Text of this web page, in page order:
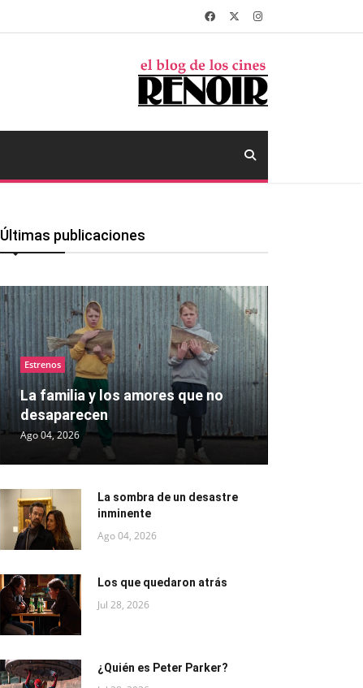
Últimas publicaciones
Estrenos
La familia y los amores que no
desaparecen
Ago 04, 2026
La sombra de un desastre
inminente
Ago 04, 2026
Los que quedaron atrás
Jul 28, 2026
¿Quién es Peter Parker?